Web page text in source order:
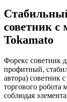
советник с
Tokamato
Форекс советник
профитный,
автора) советник
торгового робота
соблюдая